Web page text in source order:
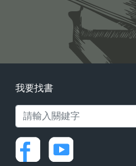
我要找書